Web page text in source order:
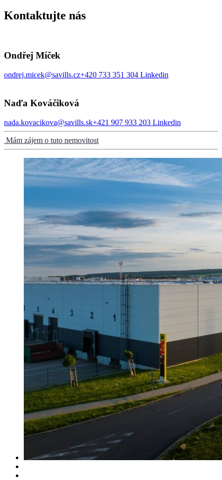
Kontaktujte nás
Ondřej Míček
ondrej.micek@savills.cz+420 733 351 304 Linkedin
Naďa Kováčiková
nada.kovacikova@savills.sk+421 907 933 203 Linkedin
Mám zájem o tuto nemovitost